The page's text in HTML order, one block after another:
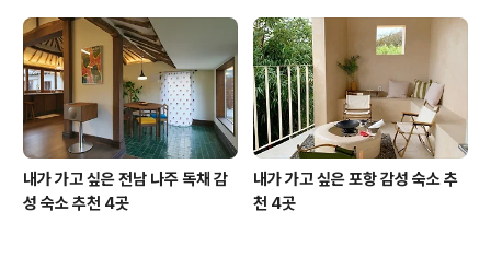
내가 가고 싶은 전남 나주 독채 감
성 숙소 추천 4곳
내가 가고 싶은 포항 감성 숙소 추
천 4곳